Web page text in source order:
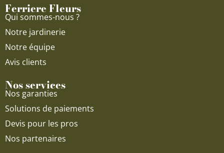
Ferriere Fleurs
Qui sommes-nous ?
Notre jardinerie
Notre équipe
Avis clients
Nos services
Nos garanties
Solutions de paiements
Devis pour les pros
Nos partenaires